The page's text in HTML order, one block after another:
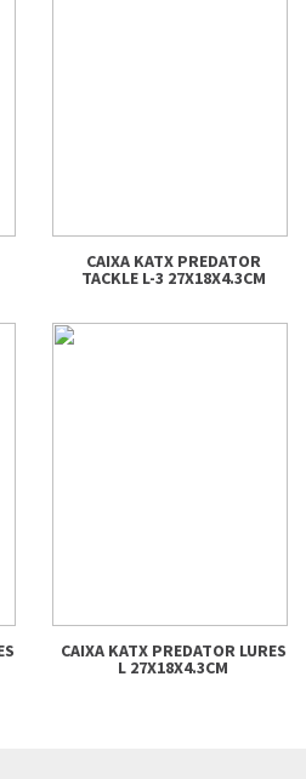
CAIXA KATX PREDATOR
TACKLE L-3 27X18X4.3CM
CAIXA KATX PREDATOR LURES
L 27X18X4.3CM